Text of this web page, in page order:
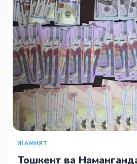
ЖАМИЯТ
Тошкент ва